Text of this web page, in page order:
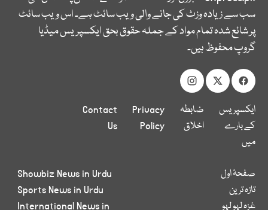
سب سے زیادہ وزٹ کی جانے والی ویب سائٹ ہے۔ اس ویب سائٹ
پر شائع شدہ تمام مواد کے جملہ حقوق بحق ایکسپریس میڈیا
گروپ محفوظ ہیں۔
ایکسپریس
کے بارے
میں
ضابطہ
اخلاق
Privacy
Policy
Contact
Us
صفحۂ اول
تازہ ترین
غزہ لہو لہو
Showbiz News in Urdu
Sports News in Urdu
International News in